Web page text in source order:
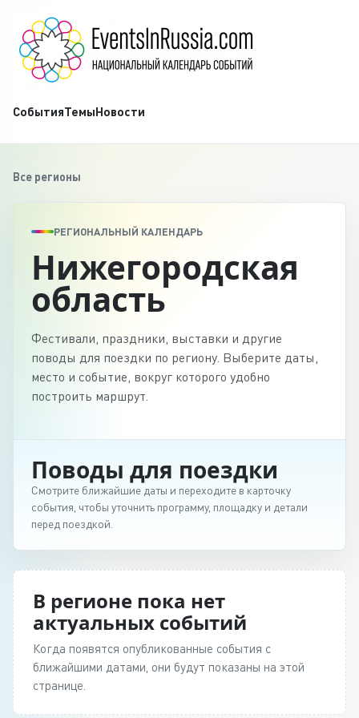
СобытияТемыНовости
Все регионы
РЕГИОНАЛЬНЫЙ КАЛЕНДАРЬ
Нижегородская
область
Фестивали, праздники, выставки и другие
поводы для поездки по региону. Выберите даты,
место и событие, вокруг которого удобно
построить маршрут.
Поводы для поездки
Смотрите ближайшие даты и переходите в карточку
события, чтобы уточнить программу, площадку и детали
перед поездкой.
В регионе пока нет
актуальных событий
Когда появятся опубликованные события с
ближайшими датами, они будут показаны на этой
странице.